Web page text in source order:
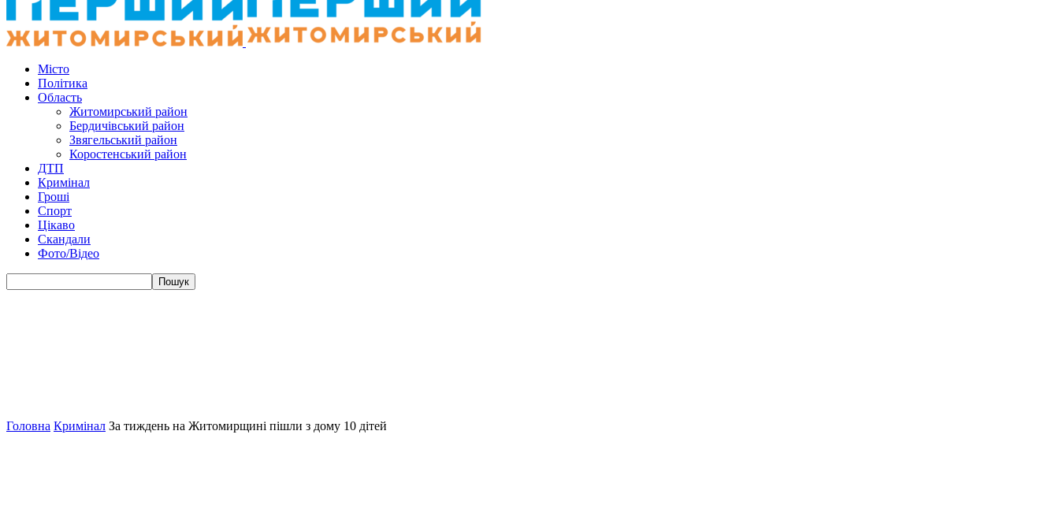
Місто
Політика
Область
Житомирський район
Бердичівський район
Звягельський район
Коростенський район
ДТП
Кримінал
Гроші
Спорт
Цікаво
Скандали
Фото/Відео
Головна Кримінал За тиждень на Житомирщині пішли з дому 10 дітей